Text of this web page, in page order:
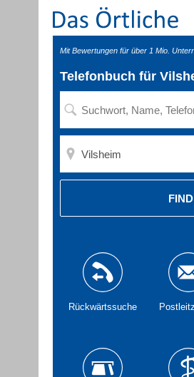
Mit Bewertungen für über 1 Mio.
Telefonbuch für
Rückwärtssuche